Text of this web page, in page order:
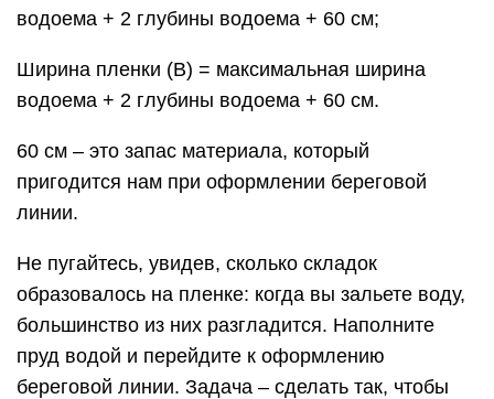
водоема + 2 глубины водоема + 60 см;
Ширина пленки (B) = максимальная ширина
водоема + 2 глубины водоема + 60 см.
60 см – это запас материала, который
пригодится нам при оформлении береговой
линии.
Не пугайтесь, увидев, сколько складок
образовалось на пленке: когда вы зальете воду,
большинство из них разгладится. Наполните
пруд водой и перейдите к оформлению
береговой линии. Задача – сделать так, чтобы